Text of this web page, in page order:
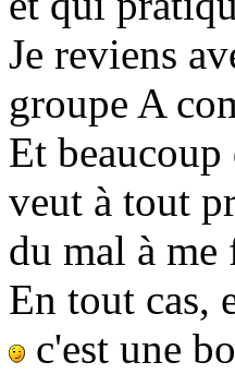
Je reviens
groupe A
Et
veut à tout
du mal à me
En tout cas,
c'est une